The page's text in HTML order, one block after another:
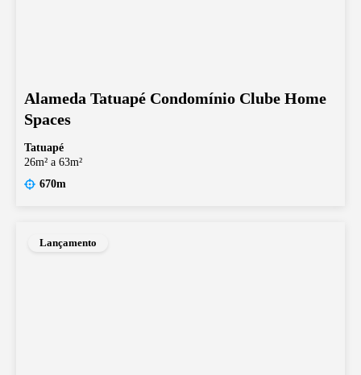
Alameda Tatuapé Condomínio Clube Home
Spaces
Tatuapé
26m² a 63m²
670m
Lançamento